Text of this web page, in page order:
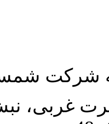
شرکت
غربی،